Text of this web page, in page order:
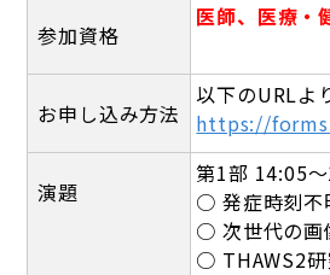
参加資格
医師、医療・
お申し込み方法
以下のURLよ
https://
演題
第1部 14:05
○ 発症時刻不
○ 次世代の画
○ THAWS2研